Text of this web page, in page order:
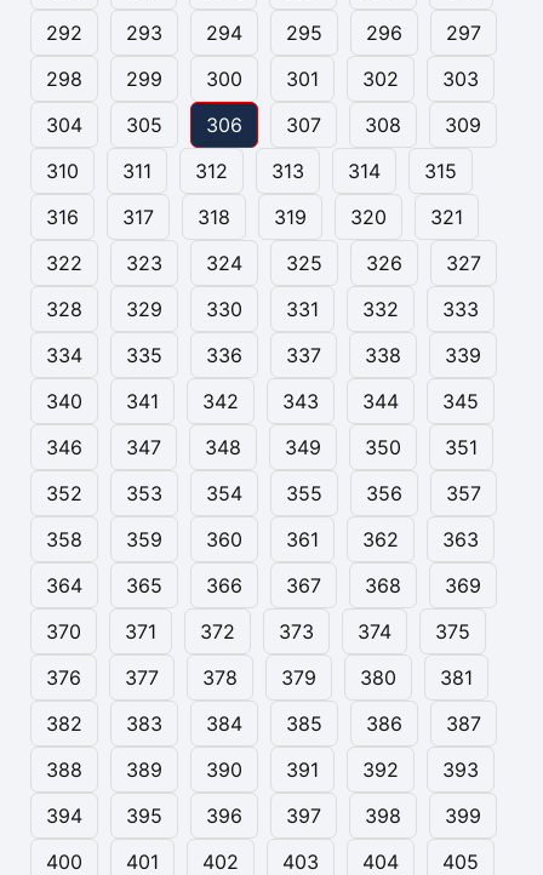
292
293 294 295 296
297
298
299 300 301 302
303
304
305 306 307 308
309
310
311 312 313 314
315
316
317 318 319 320
321
322
323 324 325 326
327
328
329 330 331 332
333
334
335 336 337 338
339
340
341 342 343 344
345
346
347 348 349 350
351
352
353 354 355 356
357
358
359 360 361 362
363
364
365 366 367 368
369
370
371 372 373 374
375
376
377 378 379 380
381
382
383 384 385 386
387
388
389 390 391 392
393
394
395 396 397 398
399
400
401 402 403 404 405